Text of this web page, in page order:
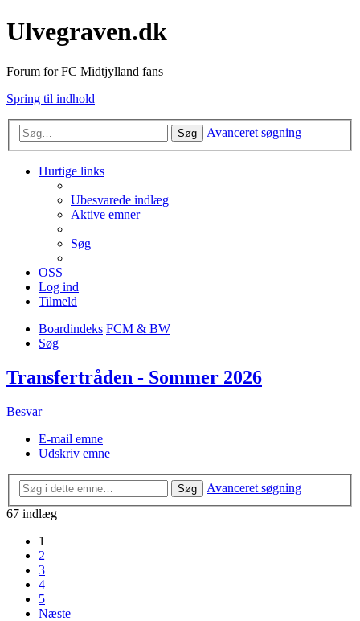
Ulvegraven.dk
Forum for FC Midtjylland fans
Spring til indhold
Søg Avanceret søgning
Hurtige links
Ubesvarede indlæg
Aktive emner
Søg
OSS
Log ind
Tilmeld
Boardindeks FCM & BW
Søg
Transfertråden - Sommer 2026
Besvar
E-mail emne
Udskriv emne
Søg
Avanceret søgning
67 indlæg
1
2
3
4
5
Næste